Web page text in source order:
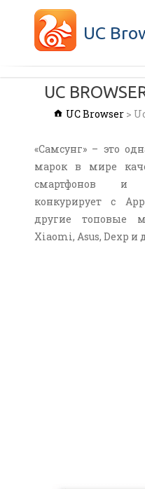
UC
UC
UC Browser >
«Самсунг» – это
марок в мире
смартфонов и
конкурирует с
другие топовые
Xiaomi, Asus, Dexp и